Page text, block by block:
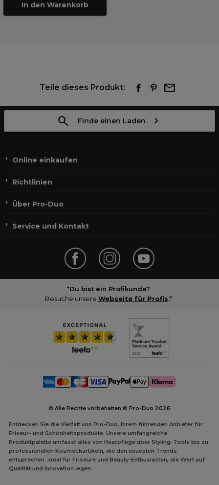
In den Warenkorb
Teile dieses Produkt:
Finde einen Laden
Online einkaufen
Richtlinien
Über Pro-Duo
Service und Kontakt
*Du bist ein Profikunde?
Besuche unsere Webseite für Profis.*
© Alle Rechte vorbehalten © Pro-Duo 2026
Entdecken Sie die Vielfalt von Pro-Duo, Ihrem führenden Anbieter für
Friseur- und Schönheitsprodukte. Unsere umfangreiche
Produktpalette umfasst alles von Haarpflege über Styling-Tools bis zu
professionellen Kosmetikartikeln, die den neuesten Trends
entsprechen. Ideal für Friseure und Beauty-Enthusiasten, die Wert auf
Qualität und Innovation legen.